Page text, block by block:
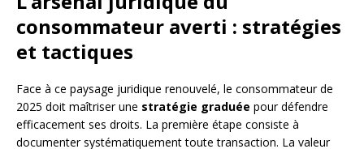
consommateur averti : stratégies
et tactiques
Face à ce paysage juridique renouvelé, le consommateur de
2025 doit maîtriser une stratégie graduée pour défendre
efficacement ses droits. La première étape consiste à
documenter systématiquement toute transaction. La valeur